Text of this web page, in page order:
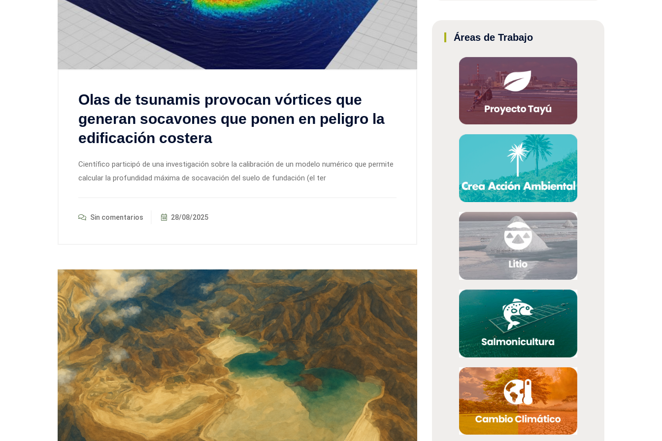
Olas de tsunamis provocan vórtices que
generan socavones que ponen en peligro la
edificación costera
Científico participó de una investigación sobre la calibración de un modelo numérico que permite
calcular la profundidad máxima de socavación del suelo de fundación (el ter
Sin comentarios 28/08/2025
Áreas de Trabajo